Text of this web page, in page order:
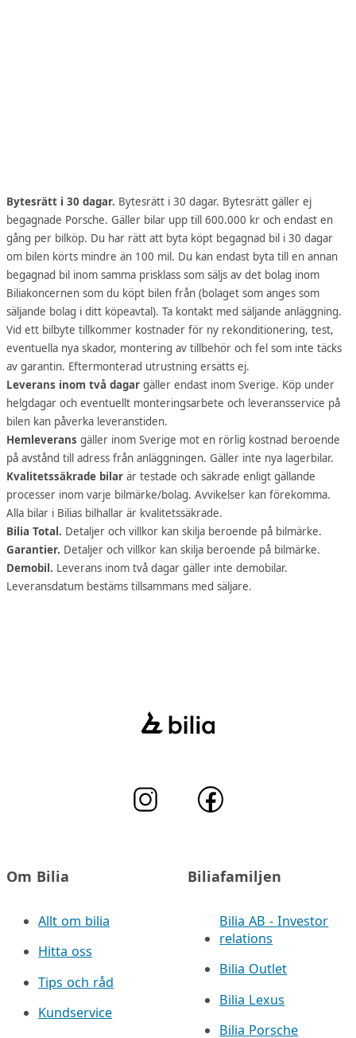
Bytesrätt i 30 dagar. Bytesrätt i 30 dagar. Bytesrätt gäller ej
begagnade Porsche. Gäller bilar upp till 600.000 kr och endast en
gång per bilköp. Du har rätt att byta köpt begagnad bil i 30 dagar
om bilen körts mindre än 100 mil. Du kan endast byta till en annan
begagnad bil inom samma prisklass som säljs av det bolag inom
Biliakoncernen som du köpt bilen från (bolaget som anges som
säljande bolag i ditt köpeavtal). Ta kontakt med säljande anläggning.
Vid ett bilbyte tillkommer kostnader för ny rekonditionering, test,
eventuella nya skador, montering av tillbehör och fel som inte täcks
av garantin. Eftermonterad utrustning ersätts ej.
Leverans inom två dagar gäller endast inom Sverige. Köp under
helgdagar och eventuellt monteringsarbete och leveransservice på
bilen kan påverka leveranstiden.
Hemleverans gäller inom Sverige mot en rörlig kostnad beroende
på avstånd till adress från anläggningen. Gäller inte nya lagerbilar.
Kvalitetssäkrade bilar är testade och säkrade enligt gällande
processer inom varje bilmärke/bolag. Avvikelser kan förekomma.
Alla bilar i Bilias bilhallar är kvalitetssäkrade.
Bilia Total. Detaljer och villkor kan skilja beroende på bilmärke.
Garantier. Detaljer och villkor kan skilja beroende på bilmärke.
Demobil. Leverans inom två dagar gäller inte demobilar.
Leveransdatum bestäms tillsammans med säljare.
Om Bilia
Allt om bilia
Hitta oss
Tips och råd
Kundservice
Biliafamiljen
Bilia AB - Investor
relations
Bilia Outlet
Bilia Lexus
Bilia Porsche